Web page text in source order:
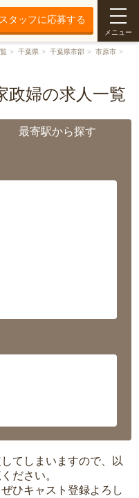
スタッフに応募する
メニュー
千葉県 千葉県市部
市原市
政婦の求人一覧
最寄駅から探す
てしまいますので、以
ださい。
ひキャスト登録よろし